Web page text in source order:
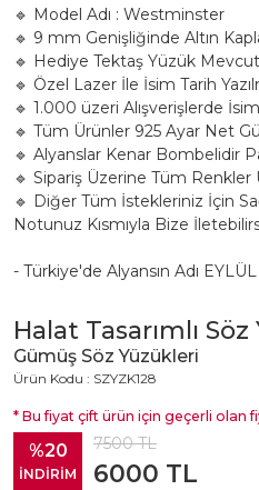
🔹 Model Adı : Westminster
🔹 9 mm Genişliğinde Altın
🔹 Hediye Tektaş Yüzük
🔹 Özel Lazer İle İsim Tarih
🔹 1.000 üzeri Alışverişlerde
🔹 Tüm Ürünler 925 Ayar Net
🔹 Alyanslar Kenar Bombelidir
🔹 Sipariş Üzerine Tüm
🔹 Diğer Tüm İstekleriniz İçin
Notunuz Kısmıyla Bize
- Türkiye'de Alyansın Adı EYLÜL
Halat Tasarımlı
Gümüş Söz Yüzükleri
Ürün Kodu : SZYZK128
* Bu fiyat çift ürün için geçerli olan
%20
İNDİRİM
7500TL
6000 TL